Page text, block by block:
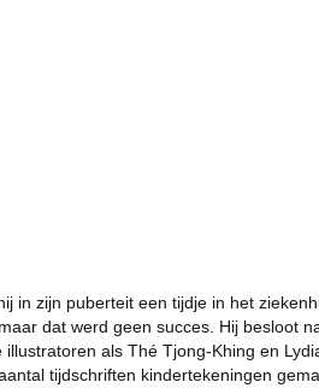
in zijn puberteit een tijdje in het
dat werd geen succes. Hij besloot
als Thé Tjong-Khing en
tijdschriften kindertekeningen